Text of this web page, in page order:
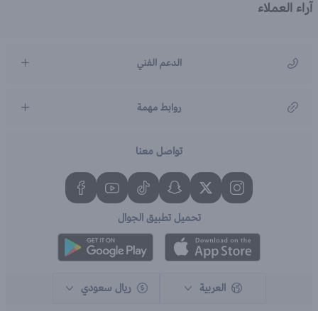
آراء العملاء
الدعم الفني
روابط مهمة
تواصل معنا
تحميل تطبيق الجوال
العربية ريال سعودي